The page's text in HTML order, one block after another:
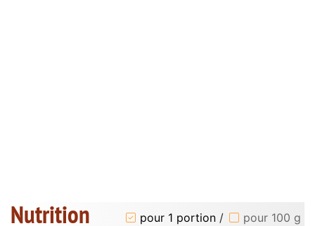
Nutrition pour 1 portion / pour 100 g